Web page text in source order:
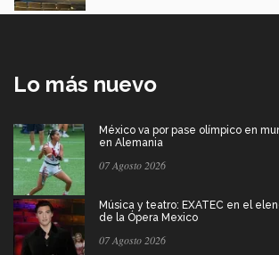
Lo más nuevo
México va por pase olímpico en
en Alemania
07 Agosto 2026
Música y teatro: EXATEC en el
de la Ópera Mexico
07 Agosto 2026